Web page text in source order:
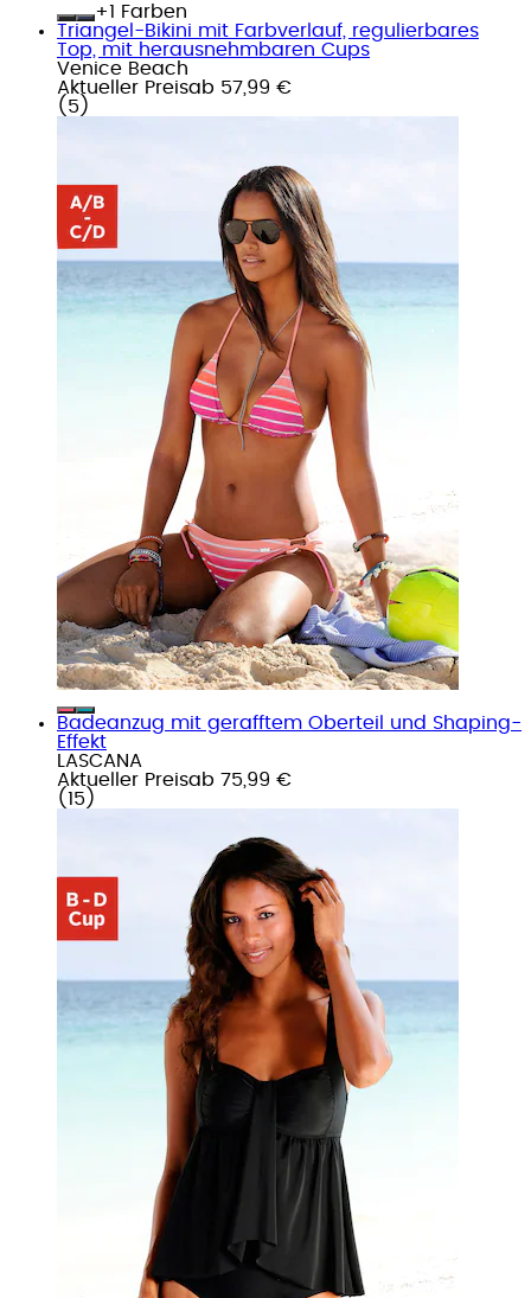
+
Farben
Triangel-Bikini mit Farbverlauf, regulierbares
Top, mit herausnehmbaren Cups
Venice Beach
Aktueller Preisab 57,99 €
( 5 )
Badeanzug mit gerafftem Oberteil und Shaping-
Effekt
LASCANA
Aktueller Preisab 75,99 €
( 15 )